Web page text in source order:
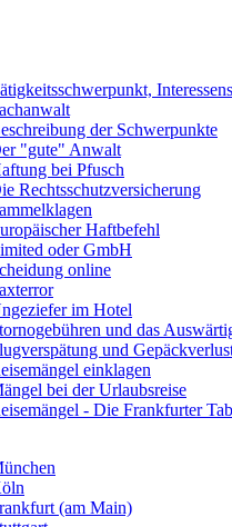
der Schwerpunkte
"gute" Anwalt
bei Pfusch
Rechtsschutzversicherung
Haftbefehl
oder GmbH
online
im Hotel
und das
und
einklagen
bei der Urlaubsreise
- Die Frankfurter
(am Main)